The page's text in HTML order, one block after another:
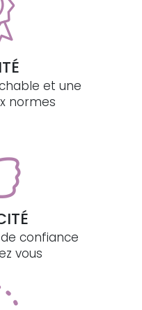
et une
normes
confiance
vous